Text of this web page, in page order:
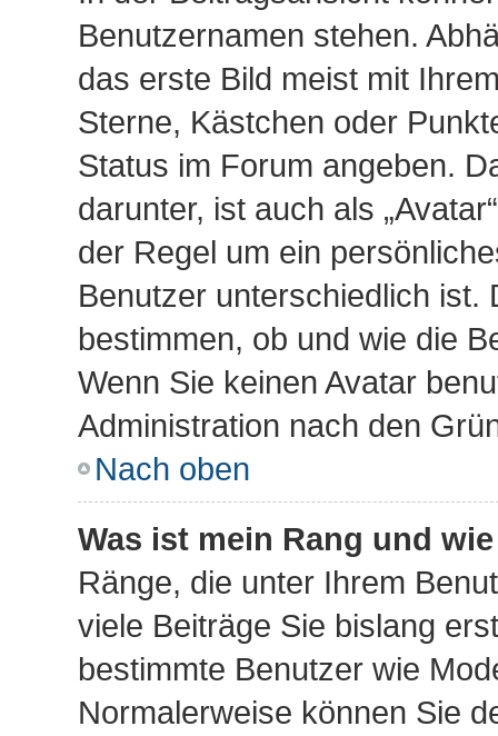
Benutzernamen stehen.
das erste Bild meist mit
Sterne, Kästchen oder
Status im Forum angeben.
darunter, ist auch als
der Regel um ein
Benutzer unterschiedlich ist.
bestimmen, ob und wie die
Wenn Sie keinen Avatar
Administration nach den
Nach oben
Was ist mein Rang und
Ränge, die unter Ihrem
viele Beiträge Sie bislang
bestimmte Benutzer wie
Normalerweise können Sie